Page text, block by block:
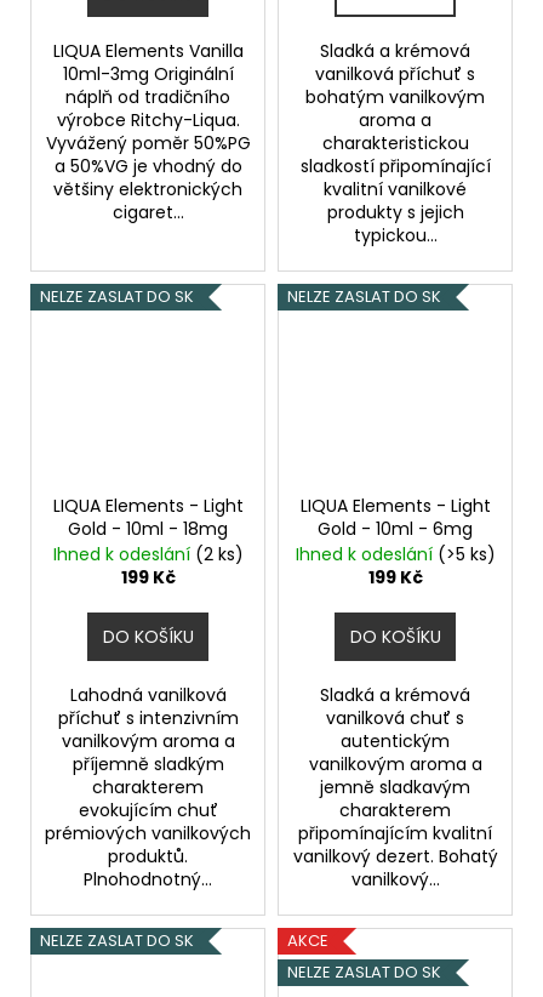
LIQUA Elements Vanilla
10ml-3mg Originální
náplň od tradičního
výrobce Ritchy-Liqua.
Vyvážený poměr 50%PG
a 50%VG je vhodný do
většiny elektronických
cigaret...
Sladká a krémová
vanilková příchuť s
bohatým vanilkovým
aroma a
charakteristickou
sladkostí připomínající
kvalitní vanilkové
produkty s jejich
typickou...
NELZE ZASLAT DO SK
LIQUA Elements - Light
Gold - 10ml - 18mg
Ihned k odeslání (2 ks)
199 Kč
DO KOŠÍKU
Lahodná vanilková
příchuť s intenzivním
vanilkovým aroma a
příjemně sladkým
charakterem
evokujícím chuť
prémiových vanilkových
produktů.
Plnohodnotný...
NELZE ZASLAT DO SK
LIQUA Elements - Light
Gold - 10ml - 6mg
Ihned k odeslání (>5 ks)
199 Kč
DO KOŠÍKU
Sladká a krémová
vanilková chuť s
autentickým
vanilkovým aroma a
jemně sladkavým
charakterem
připomínajícím kvalitní
vanilkový dezert. Bohatý
vanilkový...
NELZE ZASLAT DO SK
AKCE
NELZE ZASLAT DO SK